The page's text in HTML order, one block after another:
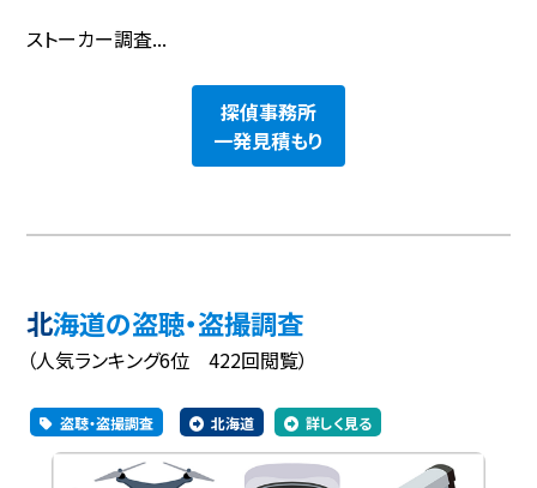
ストーカー調査...
探偵事務所
一発見積もり
北海道の盗聴・盗撮調査
（人気ランキング6位 422回閲覧）
盗聴・盗撮調査 北海道 詳しく見る